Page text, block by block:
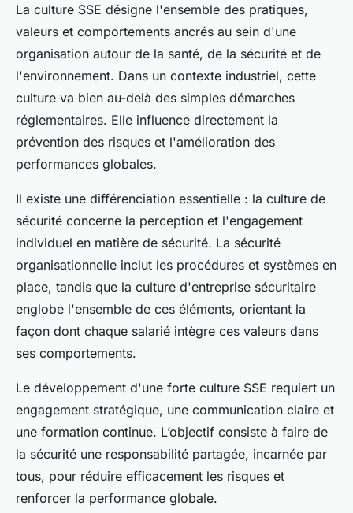
La culture SSE désigne l'ensemble des pratiques,
valeurs et comportements ancrés au sein d'une
organisation autour de la santé, de la sécurité et de
l'environnement. Dans un contexte industriel, cette
culture va bien au-delà des simples démarches
réglementaires. Elle influence directement la
prévention des risques et l'amélioration des
performances globales.
Il existe une différenciation essentielle : la culture de
sécurité concerne la perception et l'engagement
individuel en matière de sécurité. La sécurité
organisationnelle inclut les procédures et systèmes en
place, tandis que la culture d'entreprise sécuritaire
englobe l'ensemble de ces éléments, orientant la
façon dont chaque salarié intègre ces valeurs dans
ses comportements.
Le développement d'une forte culture SSE requiert un
engagement stratégique, une communication claire et
une formation continue. L’objectif consiste à faire de
la sécurité une responsabilité partagée, incarnée par
tous, pour réduire efficacement les risques et
renforcer la performance globale.